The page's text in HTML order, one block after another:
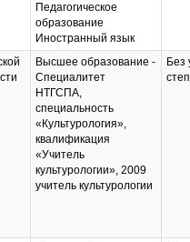
Педагогическое
образование
Иностранный язык
Высшее образование -
Специалитет
НТГСПА,
специальность
«Культурология»,
квалификация
«Учитель
культурологии», 2009
учитель культурологии
Без